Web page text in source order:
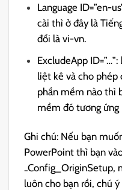
Language ID=”en-
cài thì ở đây là
đổi là vi-vn.
ExcludeApp
liệt kê và cho phép
phần mềm nào thì
mềm đó tương ứng
Ghi chú: Nếu bạn
PowerPoint thì bạn
..Config_OriginSetup,
luôn cho bạn rồi, chú